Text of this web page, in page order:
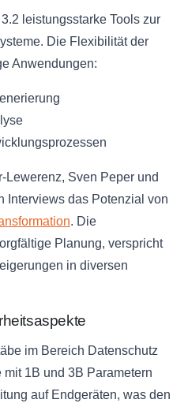
leistungsstarke Tools zur
Die Flexibilität der
Anwendungen:
Lewerenz, Sven Peper und
Interviews das Potenzial von
. Die
Planung, verspricht
in diversen
im Bereich Datenschutz
1B und 3B Parametern
auf Endgeräten, was den